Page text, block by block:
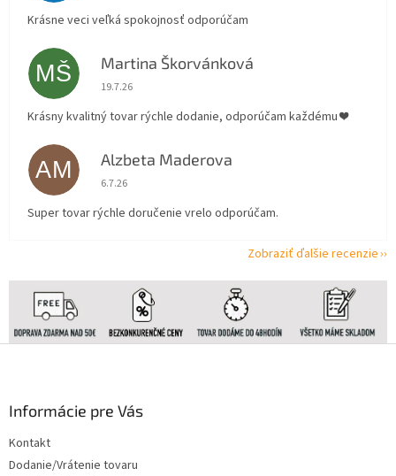
Krásne veci veľká spokojnosť odporúčam
MŠ Martina Škorvánková
Hodnotenie obchodu je 5 z 5 hviezdičiek.
19.7.26
Krásny kvalitný tovar rýchle dodanie, odporúčam každému ❤️
AM Alzbeta Maderova
Hodnotenie obchodu je 5 z 5 hviezdičiek.
6.7.26
Super tovar rýchle doručenie vrelo odporúčam.
Zobraziť ďalšie recenzie
Informácie pre Vás
Kontakt
Dodanie/Vrátenie tovaru